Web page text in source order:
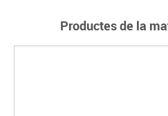
Productes de la